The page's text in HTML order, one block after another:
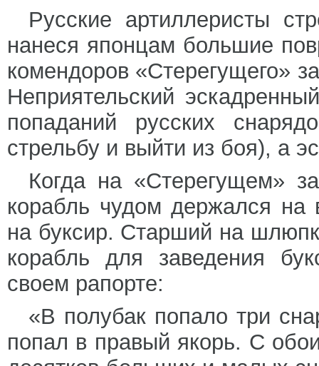
Русские артиллеристы
нанеся японцам большие
комендоров «Стерегущего»
Неприятельский
попаданий русских
стрельбу и выйти из боя), а
Когда на «Стерегущем»
корабль чудом держался на
на буксир. Старший на
корабль для заведения
своем рапорте:
«В полубак попало три
попал в правый якорь. С